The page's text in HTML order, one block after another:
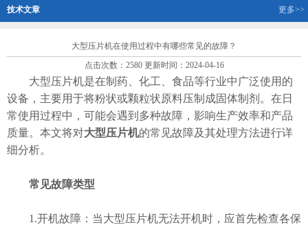
技术文章 更多>>
大型压片机在使用过程中有哪些常见的故障？
点击次数：2580 更新时间：2024-04-16
大型压片机是在制药、化工、食品等行业中广泛使用的
设备，主要用于将粉状或颗粒状原料压制成固体制剂。在日
常使用过程中，可能会遇到多种故障，影响生产效率和产品
质量。本文将对大型压片机的常见故障及其处理方法进行详
细分析。
常见故障类型
1.开机故障：当大型压片机无法开机时，应首先检查各保